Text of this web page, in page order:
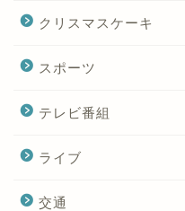
クリスマスケーキ
スポーツ
テレビ番組
ライブ
交通